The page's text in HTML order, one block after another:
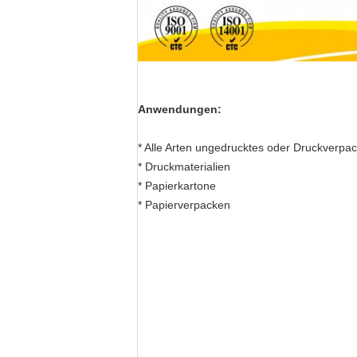
Anwendungen:
* Alle Arten ungedrucktes oder
* Druckmaterialien
* Papierkartone
* Papierverpacken